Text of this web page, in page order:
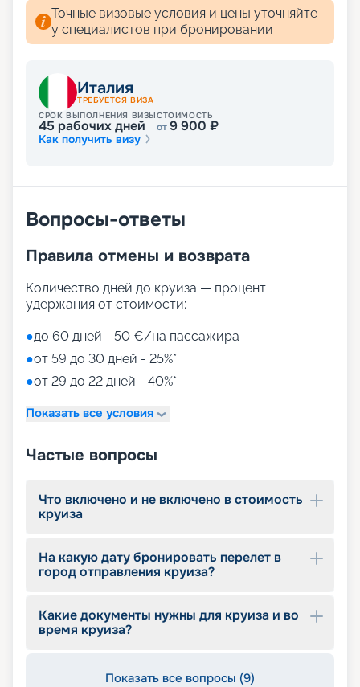
Точные визовые условия и цены уточняйте
у специалистов при бронировании
Италия
ТРЕБУЕТСЯ ВИЗА
СРОК ВЫПОЛНЕНИЯ ВИЗЫ
45 рабочих дней
СТОИМОСТЬ
от9 900 ₽
Как получить визу
Вопросы-ответы
Правила отмены и возврата
Количество дней до круиза — процент
удержания от стоимости:
●до 60 дней - 50 €/на пассажира
●от 59 до 30 дней - 25%*
●от 29 до 22 дней - 40%*
Показать все условия
Частые вопросы
Что включено и не включено в стоимость
круиза
На какую дату бронировать перелет в
город отправления круиза?
Какие документы нужны для круиза и во
время круиза?
Показать все вопросы (9)